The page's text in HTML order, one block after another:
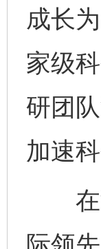
成长
家级
研团
加速
在浙